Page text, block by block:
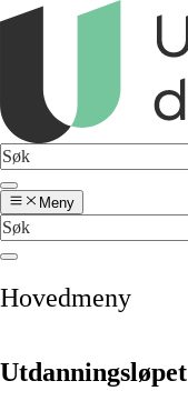
Meny
Hovedmeny
Utdanningsløpet